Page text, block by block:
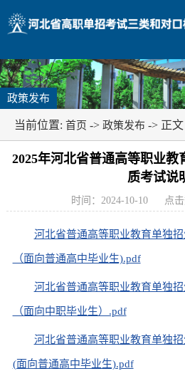
政策发布
当前位置: 首页 -> 政策发布 -> 正文
2025年河北省普通高等职业
质考试说
时间：2024-10-10 点
河北省普通高等职业教育单独
（面向普通高中毕业生).pdf
河北省普通高等职业教育单独
（面向中职毕业生）.pdf
河北省普通高等职业教育单独
(面向普通高中毕业生).pdf